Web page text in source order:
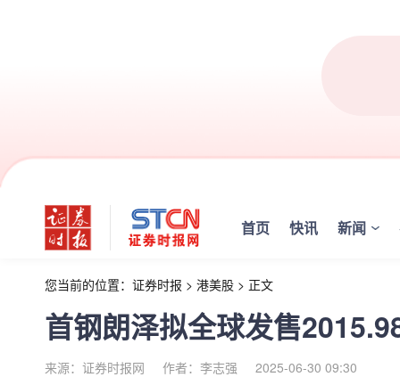
首页 快讯 新闻
您当前的位置： 证券时报 > 港美股 > 正文
首钢朗泽拟全球发售
来源：证券时报网 作者：李志强 2025-06-30 09:30